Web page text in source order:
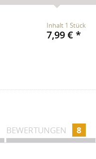
Inhalt 1 Stück
7,99 € *
BEWERTUNGEN 8